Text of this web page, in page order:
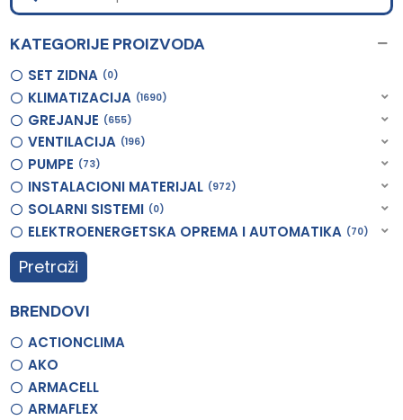
KATEGORIJE PROIZVODA
SET ZIDNA 0
KLIMATIZACIJA 1690
GREJANJE 655
VENTILACIJA 196
PUMPE 73
INSTALACIONI MATERIJAL 972
SOLARNI SISTEMI 0
ELEKTROENERGETSKA OPREMA I AUTOMATIKA 70
Pretraži
BRENDOVI
ACTIONCLIMA
AKO
ARMACELL
ARMAFLEX